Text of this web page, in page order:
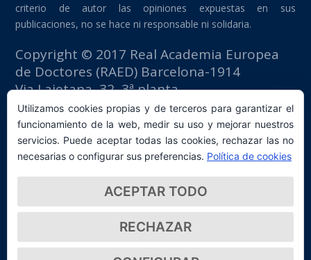
criterio de autor las opiniones expuestas en sus
publicaciones, no se hace ni responsable ni solidaria.
Copyright © 2017 Real Academia Europea
de Doctores (RAED) Barcelona-1914
Via Laietana, 32, 3ª planta
Edificio Fomento del Trabajo
08003 Barcelona (España)
tlf: +34 93 667 40 54
secretaria@raed.academy
Contacto y suscripción Newsletter
Política de privacidad
Utilizamos cookies propias y de terceros para garantizar el
funcionamiento de la web, medir su uso y mejorar nuestros
servicios. Puede aceptar todas las cookies, rechazar las no
necesarias o configurar sus preferencias. Política de cookies
ACEPTAR TODO
RECHAZAR